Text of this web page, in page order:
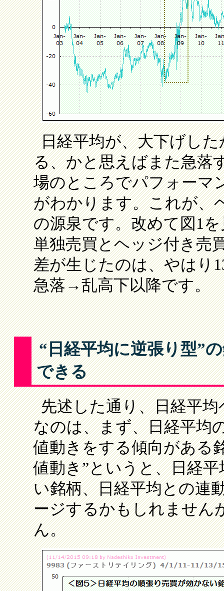
日経平均が、大下げし
る、かと思えばまた急落
場のところでパフォーマ
がわかります。これが、
の源泉です。改めて図1
単独売買とヘッジ付き売
差が生じたのは、やはり
急落→乱高下以降です。
“日経平均に逆張り型”
できる
先述した通り、日経平
なのは、まず、日経平均
値動きをする傾向がある
値動き”というと、日経
い銘柄、日経平均との連
ージするかもしれません
ん。